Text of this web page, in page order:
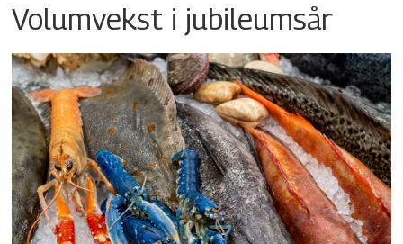
Volumvekst i jubileumsår